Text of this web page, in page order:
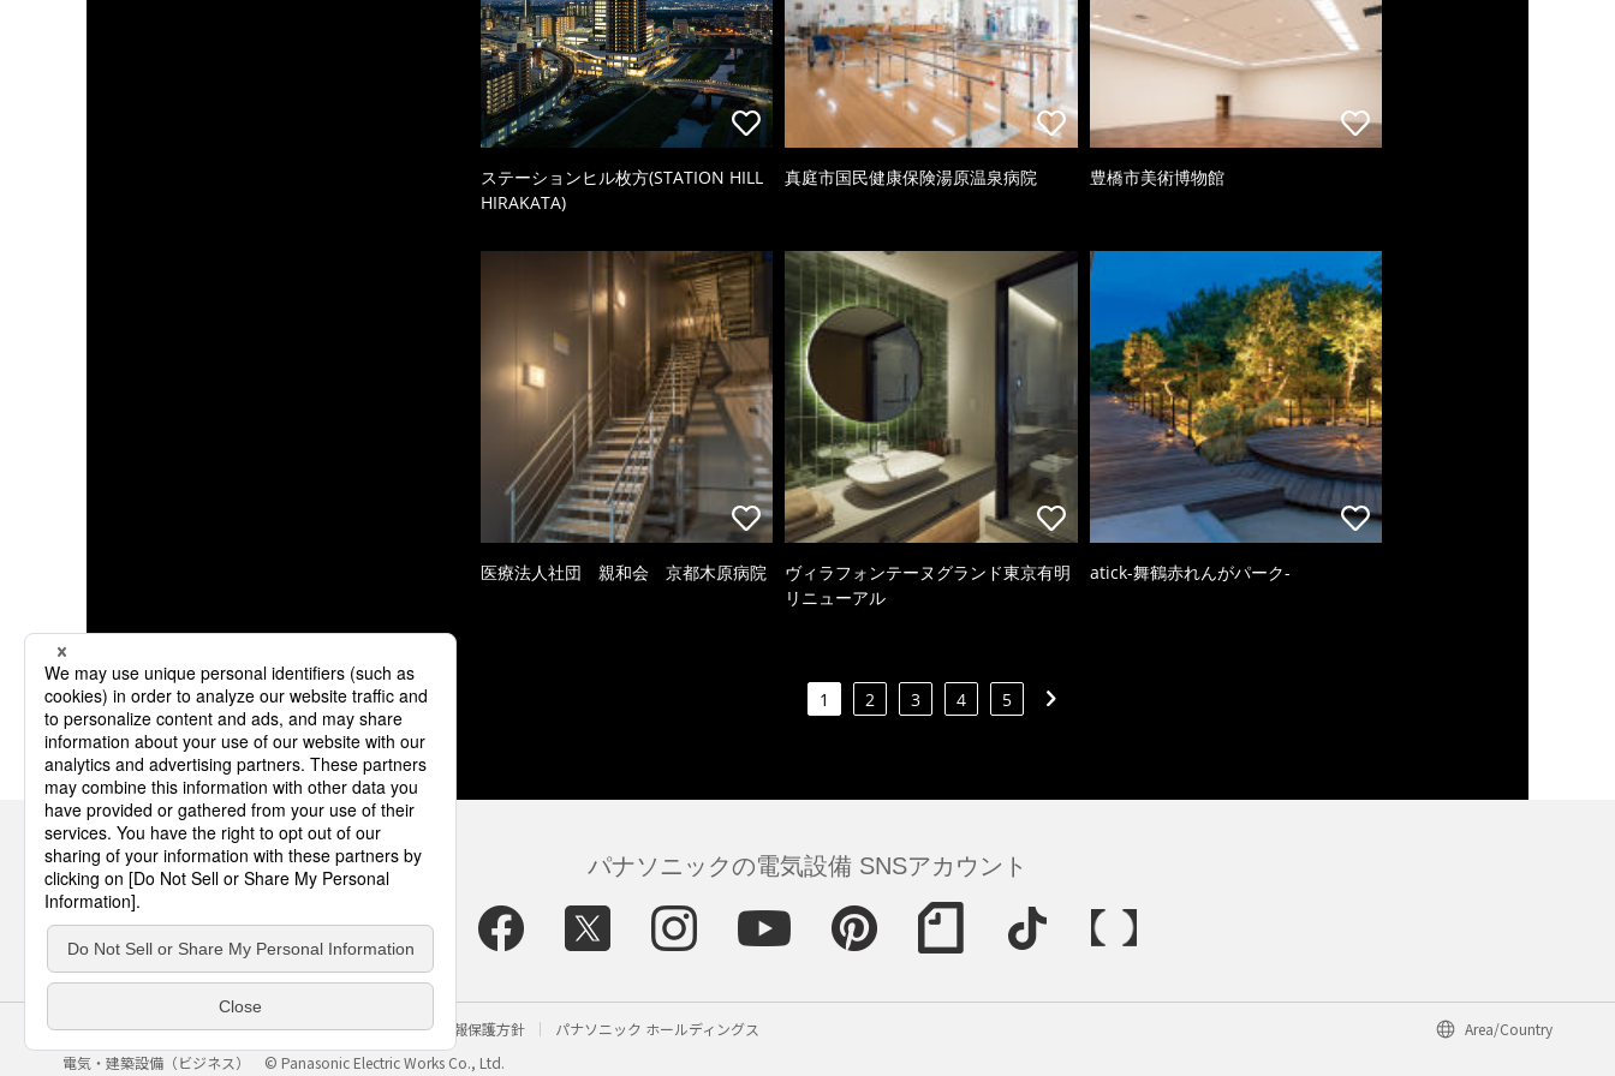
ステーションヒル枚方(STATION HILL
HIRAKATA)
真庭市国民健康保険湯原温泉病院 豊橋市美術博物館
医療法人社団 親和会 京都木原病院
ヴィラフォンテーヌグランド東京有明
リニューアル
atick-舞鶴赤れんがパーク-
1 2 3 4 5
パナソニックの電気設備 SNSアカウント
サイトのご利用にあたって クッキーポリシー 個人情報保護方針 パナソニック ホールディングス
Area/Country
電気・建築設備（ビジネス）
© Panasonic Electric Works Co., Ltd.